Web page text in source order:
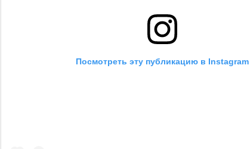
Посмотреть эту публикацию в Instagram